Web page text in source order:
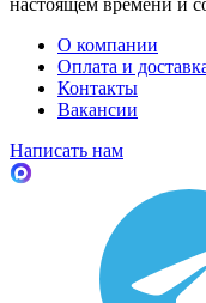
настоящем времени и
О компании
Оплата и
Контакты
Вакансии
Написать нам